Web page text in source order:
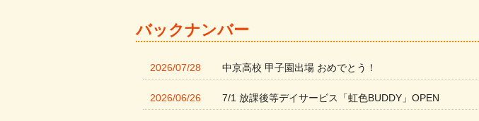
バックナンバー
2026/07/28 中京高校 甲子園出場 おめでとう！
2026/06/26 7/1 放課後等デイサービス「虹色BUDDY」OPEN